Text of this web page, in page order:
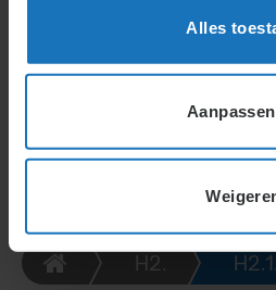
Alles
Aanpassen
vereisen instemming. Het
gewijzigde en nieuwe
implicaties voor werkgevers
H2. H2.1.